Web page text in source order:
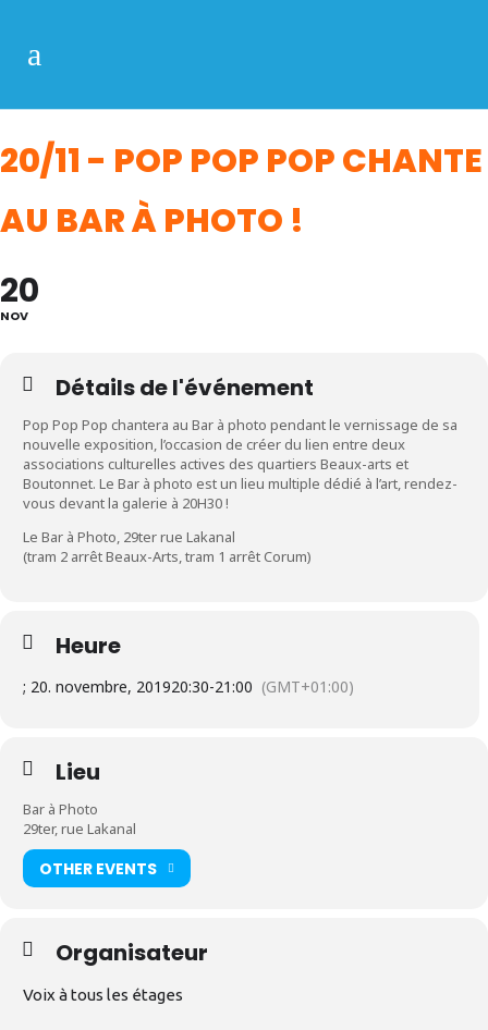
20/11 - POP POP POP CHANTE
AU BAR À PHOTO !
20
NOV
Détails de l'événement
Pop Pop Pop chantera au Bar à photo pendant le vernissage de sa
nouvelle exposition, l’occasion de créer du lien entre deux
associations culturelles actives des quartiers Beaux-arts et
Boutonnet. Le Bar à photo est un lieu multiple dédié à l’art, rendez-
vous devant la galerie à 20H30 !
Le Bar à Photo, 29ter rue Lakanal
(tram 2 arrêt Beaux-Arts, tram 1 arrêt Corum)
Heure
; 20. novembre, 201920:30-21:00 (GMT+01:00)
Lieu
Bar à Photo
29ter, rue Lakanal
OTHER EVENTS
Organisateur
Voix à tous les étages